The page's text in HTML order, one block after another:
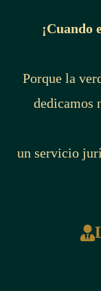
¡Cuando
Porque la
dedicamos
un servicio